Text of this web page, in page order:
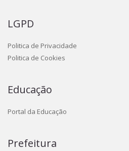
LGPD
Politica de Privacidade
Politica de Cookies
Educação
Portal da Educação
Prefeitura